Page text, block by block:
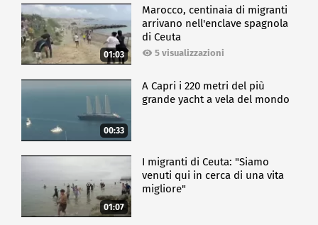
01:03
Marocco, centinaia di migranti
arrivano nell'enclave spagnola
di Ceuta
5 visualizzazioni
00:33
A Capri i 220 metri del più
grande yacht a vela del mondo
01:07
I migranti di Ceuta: "Siamo
venuti qui in cerca di una vita
migliore"